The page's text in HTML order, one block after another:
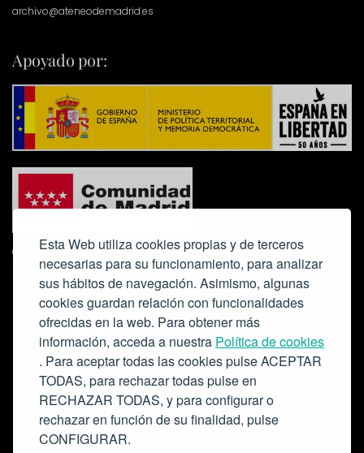
Esta Web utiliza cookies propias y de terceros
necesarias para su funcionamiento, para analizar
sus hábitos de navegación. Asimismo, algunas
cookies guardan relación con funcionalidades
ofrecidas en la web. Para obtener más
información, acceda a nuestra Política de cookies
. Para aceptar todas las cookies pulse ACEPTAR
TODAS, para rechazar todas pulse en
RECHAZAR TODAS, y para configurar o
rechazar en función de su finalidad, pulse
CONFIGURAR.
archivo@ateneodemadrid.es
Apoyado por:
Colabora: